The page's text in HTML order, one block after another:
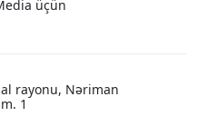
üçün
rayonu, Nəriman
1